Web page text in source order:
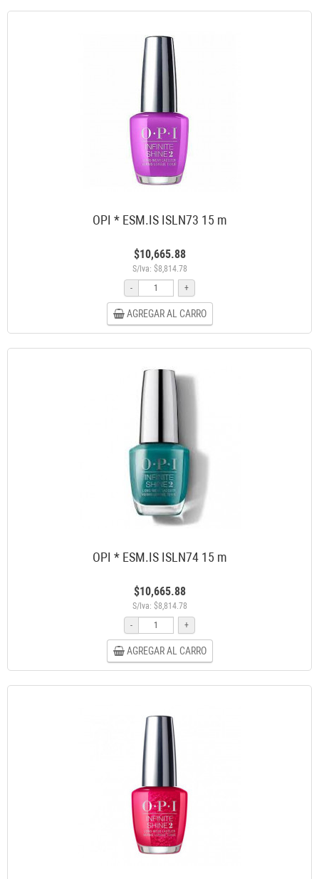
OPI * ESM.IS ISLN73 15 m
$10,665.88
S/Iva: $8,814.78
-
+
AGREGAR AL CARRO
OPI * ESM.IS ISLN74 15 m
$10,665.88
S/Iva: $8,814.78
-
+
AGREGAR AL CARRO